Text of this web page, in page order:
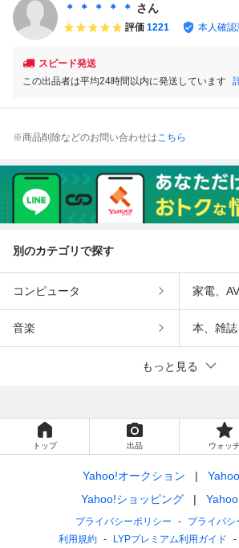
＊ ＊ ＊ ＊ ＊ さん
評価 1221 本人確認
スピード発送
この出品者は平均24時間以内に発送しています
※商品削除などのお問い合わせはこちら
別のカテゴリで探す
コンピュータ 家電、
音楽 本、雑誌
もっと見る
トップ 出品 ウォッ
Yahoo!オークション
Yahoo!ショッピング
プライバシーポリシー
プライバシ
利用規約
LYPプレミアム利用ガイド